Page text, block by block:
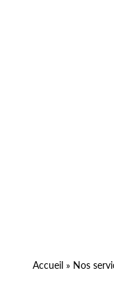
Accueil» Nos